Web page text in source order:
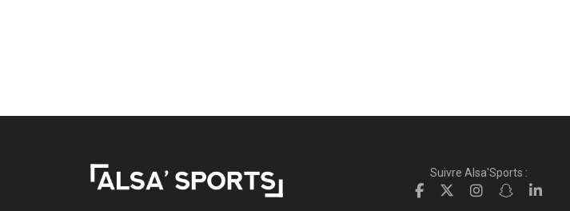
Suivre Alsa'Sports :